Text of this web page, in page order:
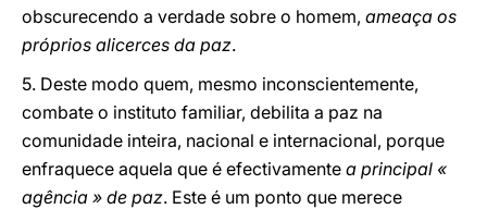
obscurecendo a verdade sobre o homem, ameaça os
próprios alicerces da paz.
5. Deste modo quem, mesmo inconscientemente,
combate o instituto familiar, debilita a paz na
comunidade inteira, nacional e internacional, porque
enfraquece aquela que é efectivamente a principal «
agência » de paz. Este é um ponto que merece